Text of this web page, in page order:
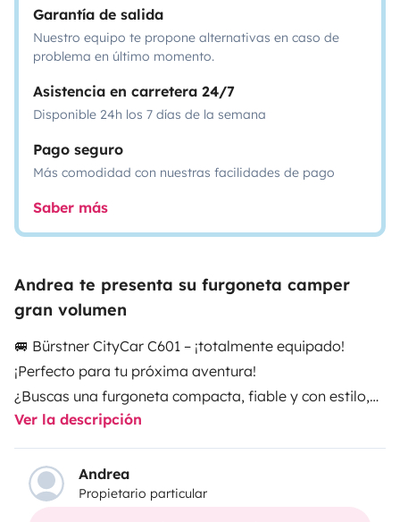
Garantía de salida
Nuestro equipo te propone alternativas en caso de
problema en último momento.
Asistencia en carretera 24/7
Disponible 24h los 7 días de la semana
Pago seguro
Más comodidad con nuestras facilidades de pago
Saber más
Andrea te presenta su furgoneta camper
gran volumen
🚐 Bürstner CityCar C601 – ¡totalmente equipado!
¡Perfecto para tu próxima aventura!
¿Buscas una furgoneta compacta, fiable y con estilo,
lista para salir?
Nuestro Bürstner CityCar C601 es la elección ideal para
Ver la descripción
Andrea
Propietario particular